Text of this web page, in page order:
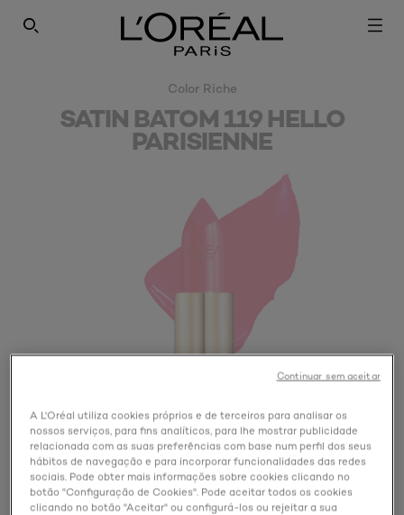
PESQUISAR NESTE SÍTIO
Color Riche
SATIN BATOM 119 HELLO
PARISIENNE
This product is discontinued
A L'Oréal utiliza cookies próprios e de terceiros para analisar os
nossos serviços, para fins analíticos, para lhe mostrar publicidade
relacionada com as suas preferências com base num perfil dos seus
hábitos de navegação e para incorporar funcionalidades das redes
sociais. Pode obter mais informações sobre cookies clicando no
botão "Configuração de Cookies". Pode aceitar todos os cookies
clicando no botão "Aceitar" ou configurá-los ou rejeitar a sua
Continuar sem aceitar